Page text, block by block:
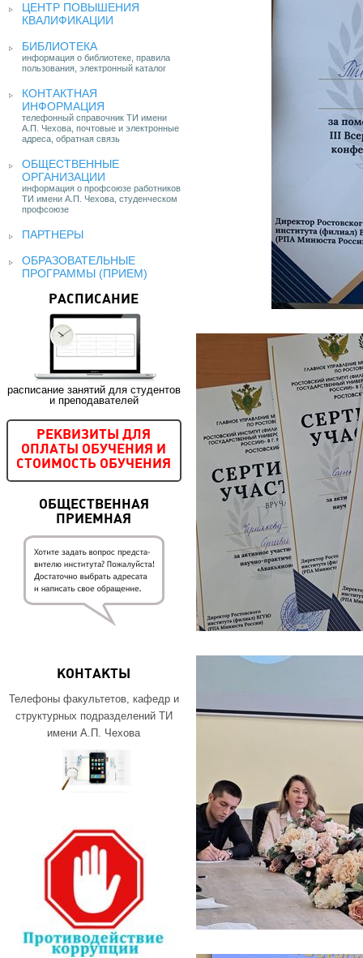
ЦЕНТР ПОВЫШЕНИЯ
КВАЛИФИКАЦИИ
БИБЛИОТЕКА
информация о библиотеке, правила
пользования, электронный каталог
КОНТАКТНАЯ
ИНФОРМАЦИЯ
телефонный справочник ТИ имени
А.П. Чехова, почтовые и электронные
адреса, обратная связь
ОБЩЕСТВЕННЫЕ
ОРГАНИЗАЦИИ
информация о профсоюзе работников
ТИ имени А.П. Чехова, студенческом
профсоюзе
ПАРТНЕРЫ
ОБРАЗОВАТЕЛЬНЫЕ
ПРОГРАММЫ (ПРИЕМ)
РАСПИСАНИЕ
расписание занятий для студентов
и преподавателей
РЕКВИЗИТЫ ДЛЯ
ОПЛАТЫ ОБУЧЕНИЯ И
СТОИМОСТЬ ОБУЧЕНИЯ
ОБЩЕСТВЕННАЯ
ПРИЕМНАЯ
КОНТАКТЫ
Телефоны факультетов, кафедр и
структурных подразделений ТИ
имени А.П. Чехова